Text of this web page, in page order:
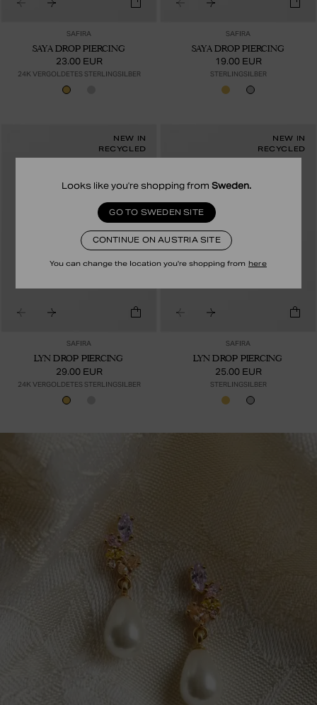
Looks like you're shopping from Sweden.
GO TO SWEDEN SITE
CONTINUE ON AUSTRIA SITE
You can change the location you're shopping from here
SAFIRA
SAYA DROP PIERCING
23.00 EUR
24K VERGOLDETES STERLINGSILBER
SAFIRA
SAYA DROP PIERCING
19.00 EUR
STERLINGSILBER
NEW IN
RECYCLED
SAFIRA
LYN DROP PIERCING
29.00 EUR
24K VERGOLDETES STERLINGSILBER
NEW IN
RECYCLED
SAFIRA
LYN DROP PIERCING
25.00 EUR
STERLINGSILBER